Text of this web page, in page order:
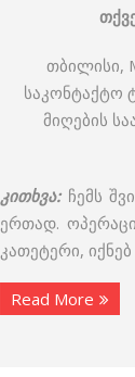
თბილისი,
საკონტაქტო
მიღების
კითხვა: ჩემს
ერთად.
კათეტერი,
Read More